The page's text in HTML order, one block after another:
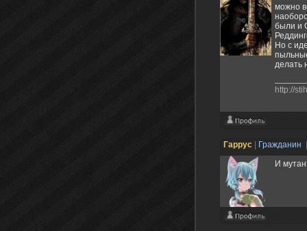
можно
были и
Но с
делать
http://
Гаррус Гражданин
И